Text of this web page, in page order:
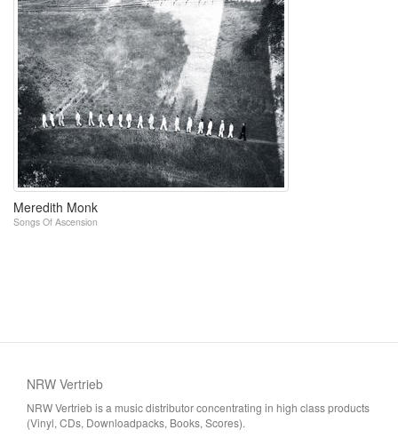
Meredith Monk
Songs Of Ascension
NRW Vertrieb
NRW Vertrieb is a music distributor concentrating in high class products
(Vinyl, CDs, Downloadpacks, Books, Scores).